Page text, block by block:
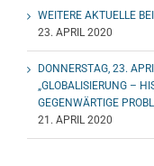
WEITERE AKTUELLE
23. APRIL 2020
DONNERSTAG, 23.
„GLOBALISIERUNG –
GEGENWÄRTIGE
21. APRIL 2020